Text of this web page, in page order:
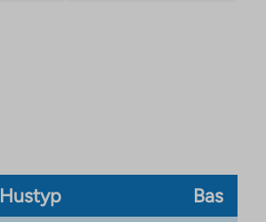
Hustyp Bas